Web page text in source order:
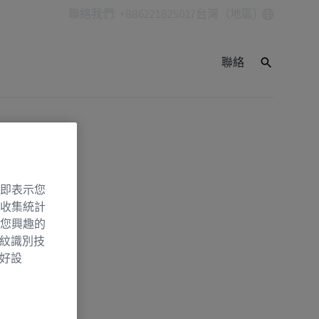
聯絡
表示您
集統計
興趣的
識別技
設